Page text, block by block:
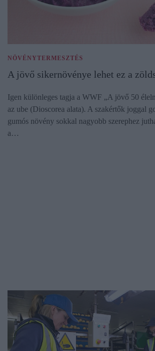
NÖVÉNYTERMESZTÉS
A jövő sikernövénye lehet ez a
Igen különleges tagja a WWF „A jövő 50
az ube (Dioscorea alata). A szakértők joggal
gumós növény sokkal nagyobb szerephez
a…